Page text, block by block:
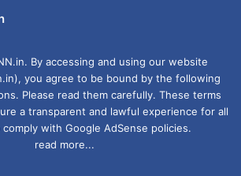
(DGP) जीपी सिंह ने आज 9
सुरक्षा व्यवस्था को और दुरुस्त करने का
जीपी सिंह ने कहा कि केवल भारतीय
By accessing and using our website
you agree to be bound by the following
Please read them carefully. These terms
a transparent and lawful experience for all
with Google AdSense policies.
read more...